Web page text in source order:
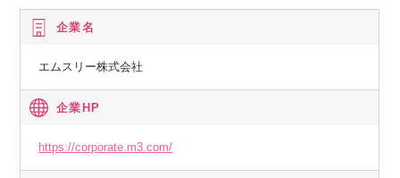
企業名
エムスリー株式会社
企業HP
https://corporate.m3.com/